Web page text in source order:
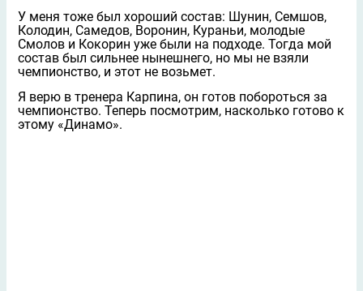
У меня тоже был хороший состав: Шунин, Семшов,
Колодин, Самедов, Воронин, Кураньи, молодые
Смолов и Кокорин уже были на подходе. Тогда мой
состав был сильнее нынешнего, но мы не взяли
чемпионство, и этот не возьмет.
Я верю в тренера Карпина, он готов побороться за
чемпионство. Теперь посмотрим, насколько готово к
этому «Динамо».